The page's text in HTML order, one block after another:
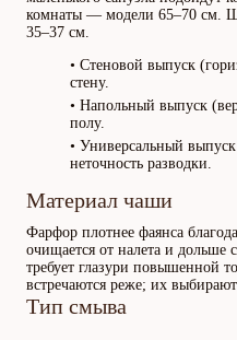
комнаты — модели 65–70 см.
35–37 см.
• Стеновой выпуск
стену.
• Напольный выпуск
полу.
• Универсальный
неточность разводки.
Материал чаши
Фарфор плотнее фаянса
очищается от налета и дольше
требует глазури повышенной
встречаются реже; их
Тип смыва